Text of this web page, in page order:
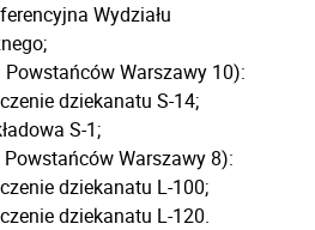
Wydziału
Powstańców Warszawy 10):
dziekanatu S-14;
S-1;
Warszawy 8):
dziekanatu L-100;
dziekanatu L-120.